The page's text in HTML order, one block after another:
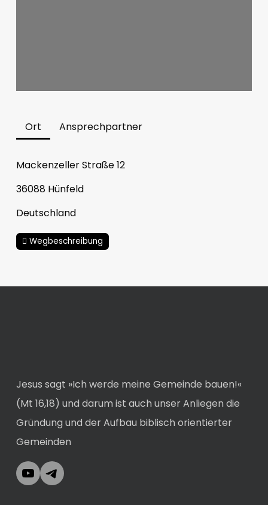
Ort Ansprechpartner
Mackenzeller Straße 12
36088 Hünfeld
Deutschland
Wegbeschreibung
Jesus sagt »Ich werde meine Gemeinde bauen!«
(Mt 16,18) und darum ist auch unser Anliegen die
Gründung und der Aufbau biblisch orientierter
Gemeinden
YouTubeTelegram